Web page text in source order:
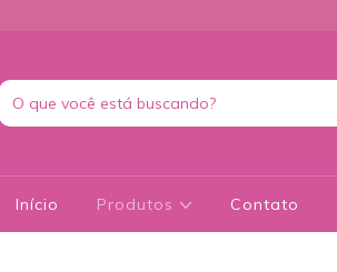
Início Produtos Contato